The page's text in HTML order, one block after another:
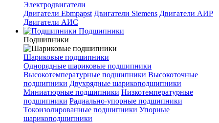
Электродвигатели
Двигатели Ebmpapst Двигатели Siemens Двигатели АИР
Двигатели АИС
Подшипники
Подшипники
Шариковые подшипники
Однорядные шариковые подшипники
Высокотемпературные подшипники Высокоточные
подшипники Двухрядные шарикоподшипники
Миниатюрные подшипники Низкотемпературные
подшипники Радиально-упорные подшипники
Токоизолированные подшипники Упорные
шарикоподшипники